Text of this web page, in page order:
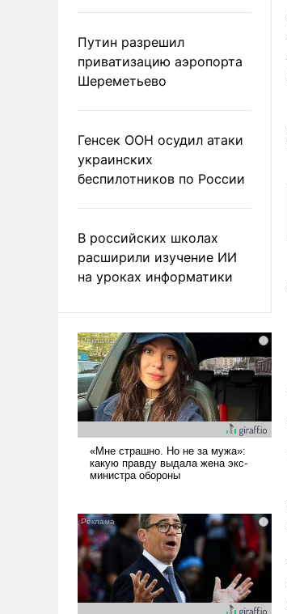
Путин разрешил
приватизацию аэропорта
Шереметьево
Генсек ООН осудил атаки
украинских
беспилотников по России
В российских школах
расширили изучение ИИ
на уроках информатики